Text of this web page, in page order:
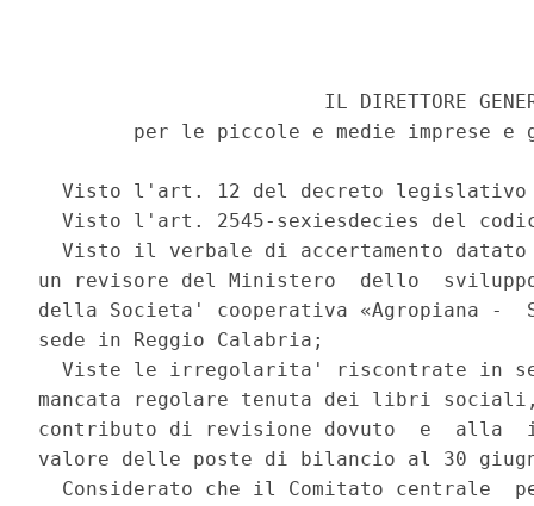
IL DIRETTORE
per le piccole e medie imprese e
Visto l'art. 12 del decreto
Visto l'art. 2545-sexiesdecies del
Visto il verbale di accertamento
un revisore del Ministero  dello
della Societa' cooperativa «Agropiana -
sede in Reggio Calabria;
Viste le irregolarita' riscontrate in
mancata regolare tenuta dei libri sociali,
contributo di revisione dovuto  e  alla
valore delle poste di bilancio al 30
Considerato che il Comitato centrale